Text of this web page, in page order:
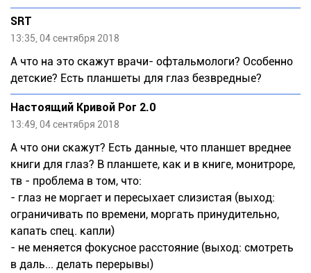
SRT
13:35, 04 сентября 2018
А что на это скажут врачи- офтальмологи? Особенно
детские? Есть планшеты для глаз безвредные?
Настоящий Кривой Рог 2.0
13:49, 04 сентября 2018
А что они скажут? Есть данные, что планшет вреднее
книги для глаз? В планшете, как и в книге, монитроре,
тв - проблема в том, что:
- глаз не моргает и пересыхает слизистая (выход:
ограничивать по времени, моргать принудительно,
капать спец. капли)
- не меняется фокусное расстояние (выход: смотреть
в даль... делать перерывы)